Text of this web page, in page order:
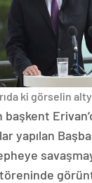
ki görselin
başkent
yapılan